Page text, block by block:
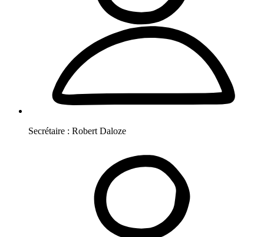
Secrétaire : Robert Daloze